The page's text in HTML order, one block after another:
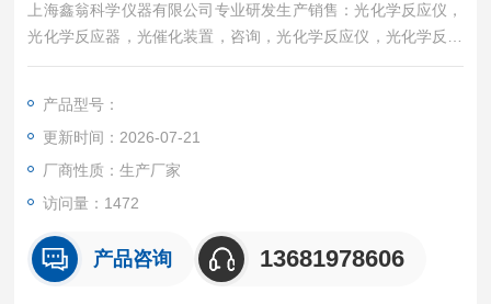
上海鑫翁科学仪器有限公司专业研发生产销售：光化学反应仪，
光化学反应器，光催化装置，咨询，光化学反应仪，光化学反应
器，光催化装置*!：
产品型号：
更新时间：2026-07-21
厂商性质：生产厂家
访问量：1472
产品咨询 13681978606